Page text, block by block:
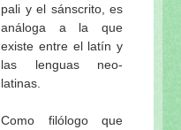
pali y el sánscrito, es
análoga a la que
existe entre el latín y
las lenguas neo-
latinas.
Como filólogo que